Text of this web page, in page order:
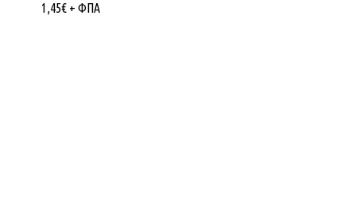
1,45€ + ΦΠΑ